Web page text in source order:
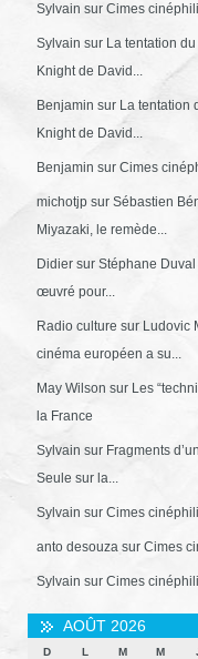
Sylvain sur Cimes
Sylvain sur La tentation
Knight de David...
Benjamin sur La tentation
Knight de David...
Benjamin sur Cimes
michotjpsur Sébastien
Miyazaki, le remède...
Didiersur Stéphane
œuvré pour...
Radio culture sur Ludovic
cinéma européen a su...
May Wilson sur Les
la France
Sylvain sur Fragments
Seule sur la...
Sylvain sur Cimes
anto desouzasur Cimes
Sylvain sur Cimes
AOÛT 2026
D L M M